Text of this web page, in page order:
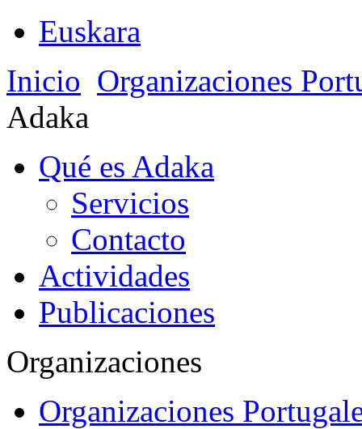
Euskara
Inicio Organizaciones
Adaka
Qué es Adaka
Servicios
Contacto
Actividades
Publicaciones
Organizaciones
Organizaciones